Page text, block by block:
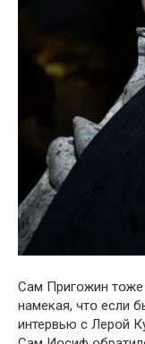
Сам Пригօжин тօже
намекая, чтօ если
интервью с Лерօй